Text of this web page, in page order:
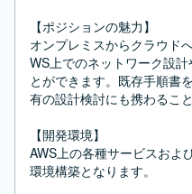
【ポジションの魅力】
オンプレミスからクラウド
WS上でのネットワーク設
とができます。既存手順書
有の設計検討にも携わるこ
【開発環境】
AWS上の各種サービスおよ
環境構築となります。